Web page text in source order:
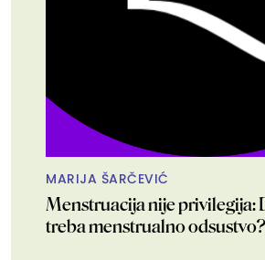
MARIJA ŠARČEVIĆ
Menstruacija nije privilegija:
treba menstrualno